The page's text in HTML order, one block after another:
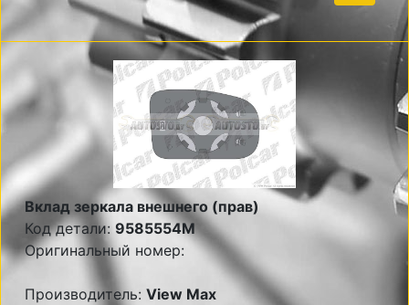
Вклад зеркала внешнего (прав)
Код детали: 9585554M
Оригинальный номер:
Производитель: View Max